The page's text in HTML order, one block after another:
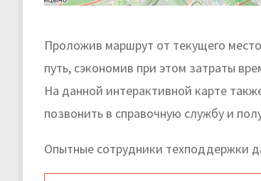
Проложив маршрут от текущего
путь, сэкономив при этом затраты
На данной интерактивной карте
позвонить в справочную службу и
Опытные сотрудники техподдержки